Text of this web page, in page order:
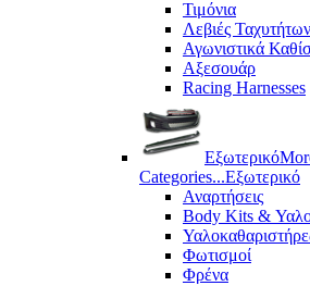
Τιμόνια
Λεβιές Ταχυτήτων
Αγωνιστικά
Αξεσουάρ
Racing Harnesses
Εξωτερικό
Categories...Εξωτερικό
Αναρτήσεις
Body Kits &
Φωτισμοί
Φρένα